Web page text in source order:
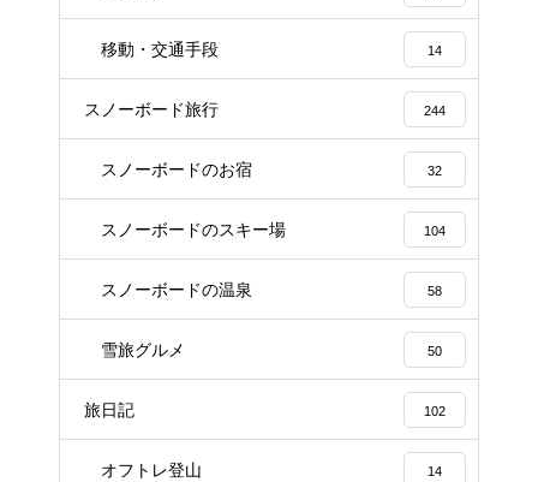
移動・交通手段 14
スノーボード旅行 244
スノーボードのお宿 32
スノーボードのスキー場 104
スノーボードの温泉 58
雪旅グルメ 50
旅日記 102
オフトレ登山 14